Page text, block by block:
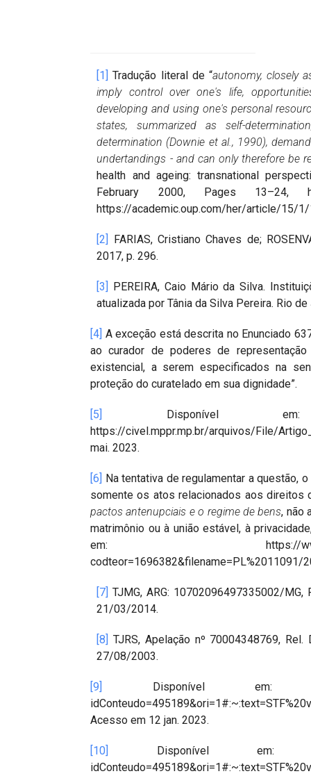
[1] Tradução literal de “autonomy, closely
imply control over one's life,
developing and using one's personal
states, summarized as self-
determination (Downie et al., 1990),
undertandings - and can only therefore be
health and ageing: transnational
February 2000, Pages 13–24,
https://academic.oup.com/her/article/15/
[2] FARIAS, Cristiano Chaves de;
2017, p. 296.
[3] PEREIRA, Caio Mário da Silva.
atualizada por Tânia da Silva Pereira. Rio
[4] A exceção está descrita no Enunciado
ao curador de poderes de
existencial, a serem especificados na
proteção do curatelado em sua dignidade”.
[5]
Disponível
https://civel.mppr.mp.br/arquivos/File/
mai. 2023.
[6] Na tentativa de regulamentar a questão,
somente os atos relacionados aos direitos
pactos antenupciais e o regime de bens, não
matrimônio ou à união estável, à
em: https://
codteor=1696382&filename=PL%2011091/
[7] TJMG, ARG: 10702096497335002/
21/03/2014.
[8] TJRS, Apelação nº 70004348769,
27/08/2003.
[9]
Disponível em: https://
Acesso em 12 jan. 2023.
[10]
Disponível em: https://